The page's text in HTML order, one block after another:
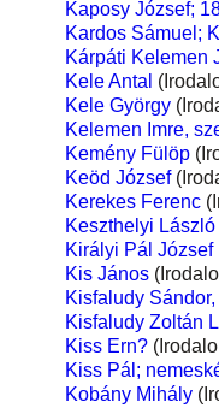
Kaposy József;
Kardos Sámuel;
Kárpáti Kelemen
Kele Antal
Kele György
Kelemen Imre,
Kemény Fülöp
Keöd József
Kerekes Ferenc
Keszthelyi László
Királyi Pál József
Kis János
Kisfaludy
Kisfaludy Zoltán
Kiss Ern?
Kiss Pál;
Kobány Mihály